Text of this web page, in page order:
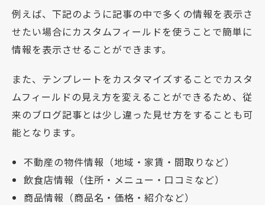
例えば、下記のように記事の中で多くの情報を表示さ
せたい場合にカスタムフィールドを使うことで簡単に
情報を表示させることができます。
また、テンプレートをカスタマイズすることでカスタ
ムフィールドの見え方を変えることができるため、従
来のブログ記事とは少し違った見せ方をすることも可
能となります。
不動産の物件情報（地域・家賃・間取りなど）
飲食店情報（住所・メニュー・口コミなど）
商品情報（商品名・価格・紹介など）